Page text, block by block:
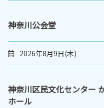
神奈川公会堂
2026年8月9日(木)
神奈川区民文化センター
ホール